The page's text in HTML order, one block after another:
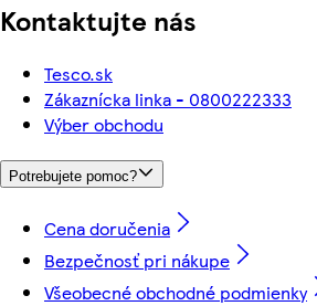
Kontaktujte nás
Tesco.sk
Zákaznícka linka - 0800222333
Výber obchodu
Potrebujete pomoc?
Cena doručenia
Bezpečnosť pri nákupe
Všeobecné obchodné podmienky